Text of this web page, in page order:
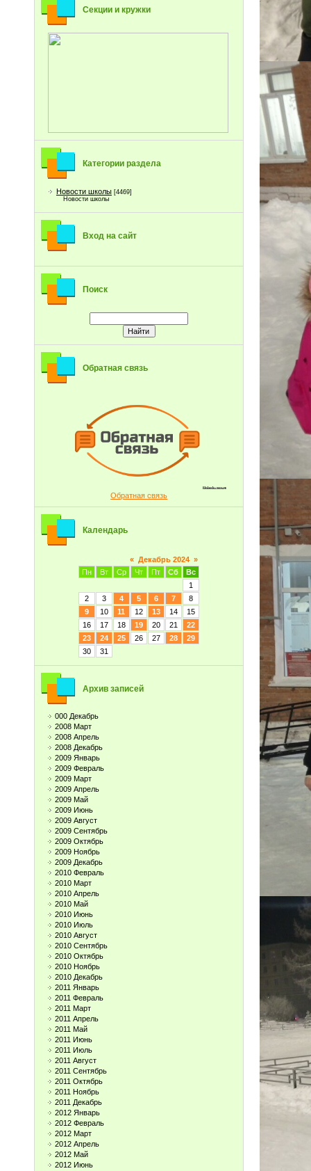
Секции и кружки
Категории раздела
Новости школы [4469]
Новости школы
Вход на сайт
Поиск
Обратная связь
Обратная связь
Календарь
« Декабрь 2024 »
Пн
Вт Ср Чт Пт Сб
Вс
1
2
3 4 5 6 7
8
9
10 11 12 13 14
15
16
17 18 19 20 21
22
23
24 25 26 27 28
29
30
31
Архив записей
000 Декабрь
2008 Март
2008 Апрель
2008 Декабрь
2009 Январь
2009 Февраль
2009 Март
2009 Апрель
2009 Май
2009 Июнь
2009 Август
2009 Сентябрь
2009 Октябрь
2009 Ноябрь
2009 Декабрь
2010 Февраль
2010 Март
2010 Апрель
2010 Май
2010 Июнь
2010 Июль
2010 Август
2010 Сентябрь
2010 Октябрь
2010 Ноябрь
2010 Декабрь
2011 Январь
2011 Февраль
2011 Март
2011 Апрель
2011 Май
2011 Июнь
2011 Июль
2011 Август
2011 Сентябрь
2011 Октябрь
2011 Ноябрь
2011 Декабрь
2012 Январь
2012 Февраль
2012 Март
2012 Апрель
2012 Май
2012 Июнь